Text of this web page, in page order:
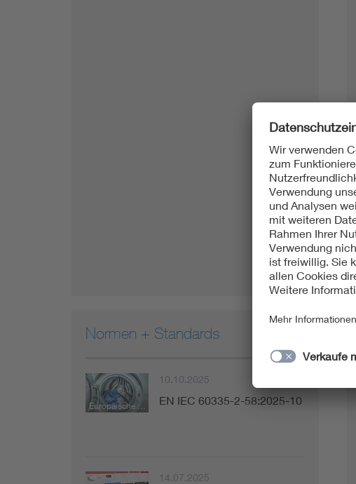
Normen + Standards
Europäische Norm
10.10.2025
EN IEC 60335-2-58:2025-10
14.07.2025